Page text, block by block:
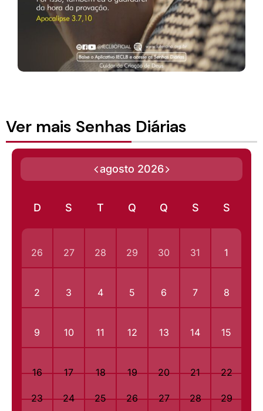
Ver mais Senhas Diárias
agosto 2026
D S T Q Q S S
26 27 28 29 30 31 1
2 3 4 5 6 7 8
9 10 11 12 13 14 15
16 17 18 19 20 21 22
23 24 25 26 27 28 29